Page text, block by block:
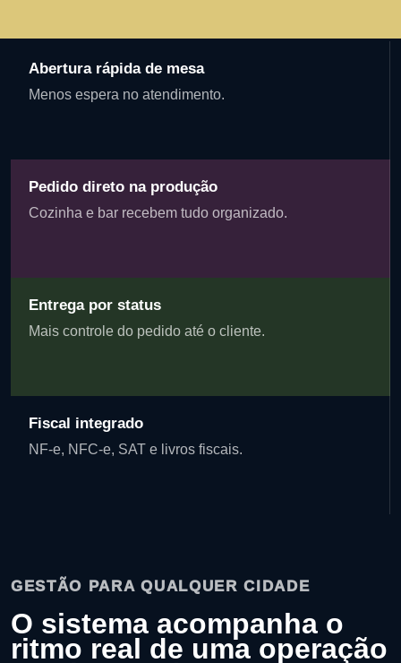
Abertura rápida de mesa
Menos espera no atendimento.
Pedido direto na produção
Cozinha e bar recebem tudo organizado.
Entrega por status
Mais controle do pedido até o cliente.
Fiscal integrado
NF-e, NFC-e, SAT e livros fiscais.
GESTÃO PARA QUALQUER CIDADE
O sistema acompanha o
ritmo real de uma operação